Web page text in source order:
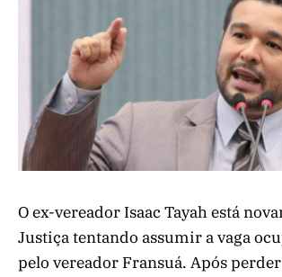
O ex-vereador Isaac Tayah está
Justiça tentando assumir a vaga
pelo vereador Fransuá. Após